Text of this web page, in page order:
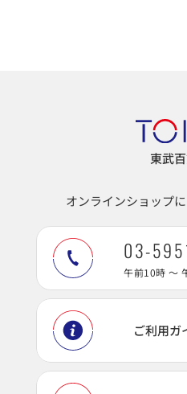
東武
オンラインショップ
03-
午前10時 ～
ご利用ガ